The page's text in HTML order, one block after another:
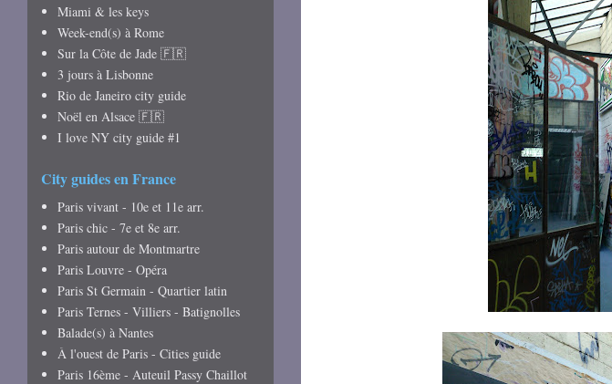
Miami & les keys
Week-end(s) à Rome
Sur la Côte de Jade 🇫🇷
3 jours à Lisbonne
Rio de Janeiro city guide
Noël en Alsace 🇫🇷
I love NY city guide #1
City guides en France
Paris vivant - 10e et 11e arr.
Paris chic - 7e et 8e arr.
Paris autour de Montmartre
Paris Louvre - Opéra
Paris St Germain - Quartier latin
Paris Ternes - Villiers - Batignolles
Balade(s) à Nantes
À l'ouest de Paris - Cities guide
Paris 16ème - Auteuil Passy Chaillot